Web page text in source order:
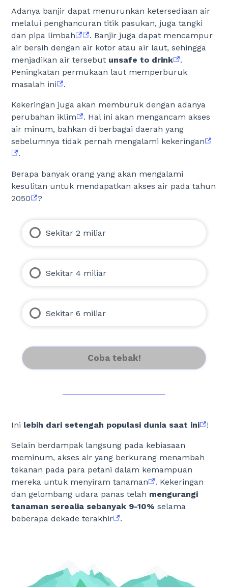
Adanya banjir dapat menurunkan ketersediaan air
melalui penghancuran titik pasukan, juga tangki
dan pipa limbah
. Banjir juga dapat mencampur
air bersih dengan air kotor atau air laut, sehingga
menjadikan air tersebut unsafe to drink
.
Peningkatan permukaan laut memperburuk
masalah ini
.
Kekeringan juga akan memburuk dengan adanya
perubahan iklim
. Hal ini akan mengancam akses
air minum, bahkan di berbagai daerah yang
sebelumnya tidak pernah mengalami kekeringan
.
Berapa banyak orang yang akan mengalami
kesulitan untuk mendapatkan akses air pada tahun
2050
?
Sekitar 2 miliar
Sekitar 4 miliar
Sekitar 6 miliar
Coba tebak!
Ini lebih dari setengah populasi dunia saat ini !
Selain berdampak langsung pada kebiasaan
meminum, akses air yang berkurang menambah
tekanan pada para petani dalam kemampuan
mereka untuk menyiram tanaman
. Kekeringan
dan gelombang udara panas telah mengurangi
tanaman serealia sebanyak 9-10% selama
beberapa dekade terakhir
.